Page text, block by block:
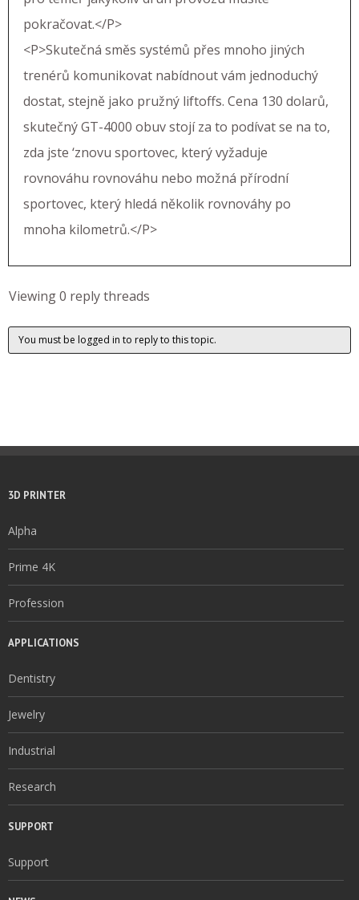
pokračovat.</P>
<P>Skutečná směs systémů přes mnoho jiných
trenérů komunikovat nabídnout vám jednoduchý
dostat, stejně jako pružný liftoffs. Cena 130 dolarů,
skutečný GT-4000 obuv stojí za to podívat se na to,
zda jste ‘znovu sportovec, který vyžaduje
rovnováhu rovnováhu nebo možná přírodní
sportovec, který hledá několik rovnováhy po
mnoha kilometrů.</P>
Viewing 0 reply threads
You must be logged in to reply to this topic.
3D PRINTER
Alpha
Prime 4K
Profession
APPLICATIONS
Dentistry
Jewelry
Industrial
Research
SUPPORT
Support